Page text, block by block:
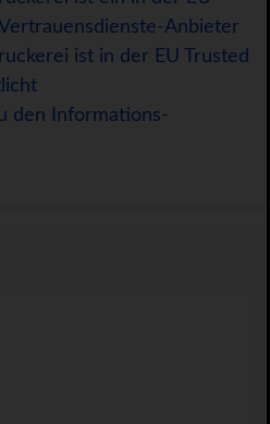
Anbieter
ist in der EU Trusted
den Informations-